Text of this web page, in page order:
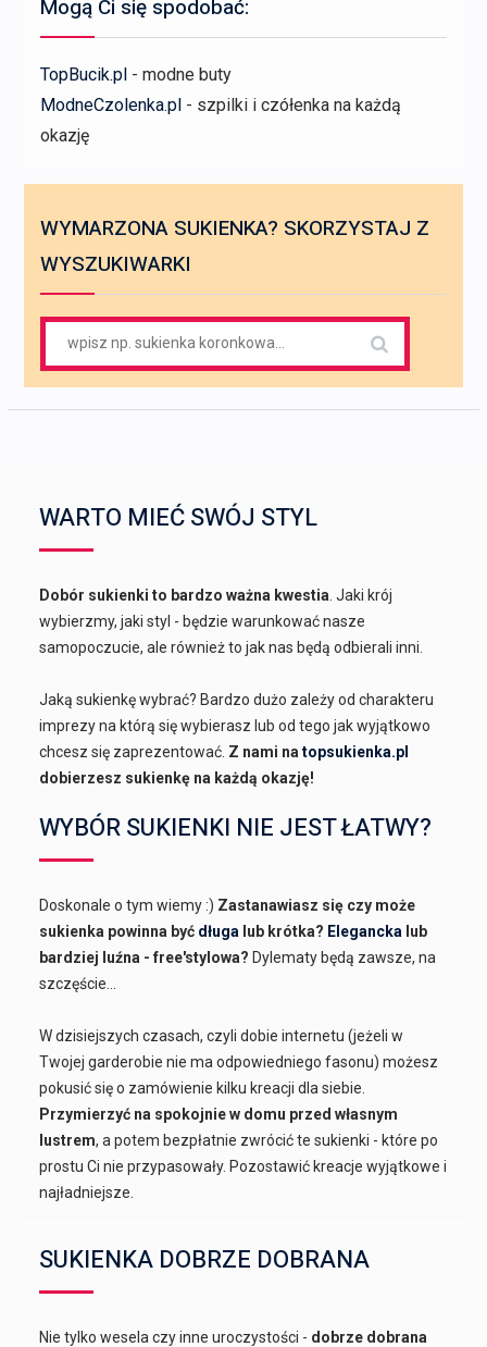
Mogą Ci się spodobać:
TopBucik.pl- modne buty
ModneCzolenka.pl- szpilki i czółenka na każdą
okazję
WYMARZONA SUKIENKA? SKORZYSTAJ Z
WYSZUKIWARKI
WARTO MIEĆ SWÓJ STYL
Dobór sukienki to bardzo ważna kwestia . Jaki krój
wybierzmy, jaki styl - będzie warunkować nasze
samopoczucie, ale również to jak nas będą odbierali inni.
Jaką sukienkę wybrać? Bardzo dużo zależy od charakteru
imprezy na którą się wybierasz lub od tego jak wyjątkowo
chcesz się zaprezentować. Z nami natopsukienka.pl
dobierzesz sukienkę na każdą okazję!
WYBÓR SUKIENKI NIE JEST ŁATWY?
Doskonale o tym wiemy :) Zastanawiasz się czy może
sukienka powinna być długa lub krótka? Elegancka lub
bardziej luźna - free'stylowa? Dylematy będą zawsze, na
szczęście...
W dzisiejszych czasach, czyli dobie internetu (jeżeli w
Twojej garderobie nie ma odpowiedniego fasonu) możesz
pokusić się o zamówienie kilku kreacji dla siebie.
Przymierzyć na spokojnie w domu przed własnym
lustrem, a potem bezpłatnie zwrócić te sukienki - które po
prostu Ci nie przypasowały. Pozostawić kreacje wyjątkowe i
najładniejsze.
SUKIENKA DOBRZE DOBRANA
Nie tylko wesela czy inne uroczystości - dobrze dobrana